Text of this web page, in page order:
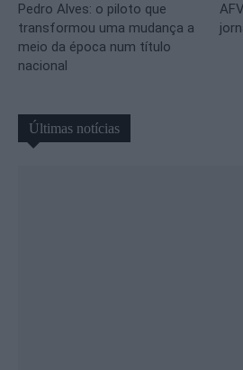
Pedro Alves: o piloto que
transformou uma mudança a
meio da época num título
nacional
Últimas notícias